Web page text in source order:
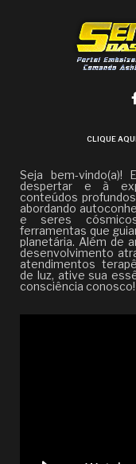
CLIQUE
Seja bem-
despertar e à
conteúdos
abordando
e seres
ferramentas que
planetária. Além de
desenvolvimento
atendimentos
de luz, ative sua
consciência conosco!